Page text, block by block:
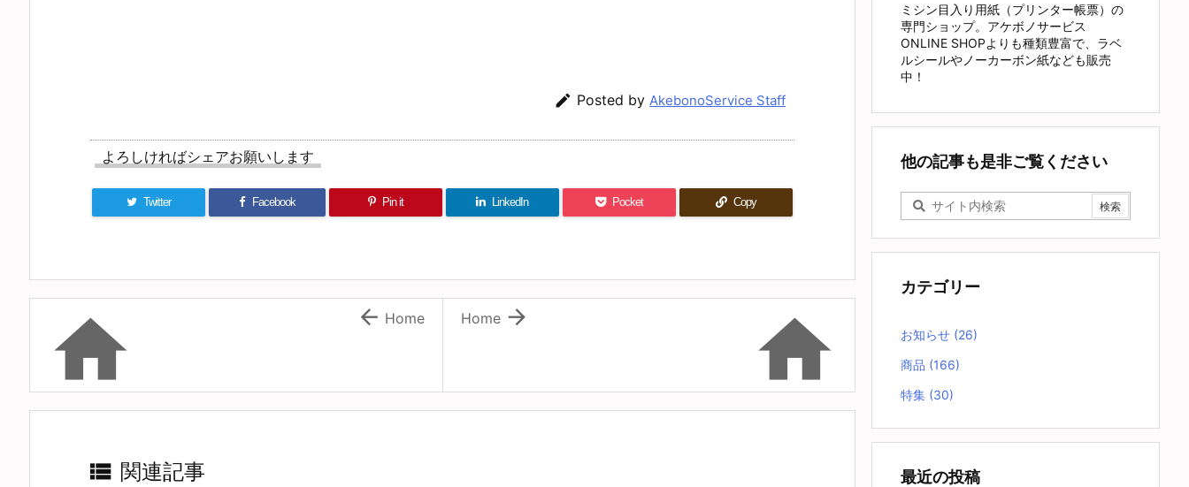
 Posted by AkebonoService Staff
よろしければシェアお願いします
Twitter Facebook Pin it LinkedIn Pocket Copy


Home
  Home
 関連記事
ミシン目入り用紙（プリンター帳票）の
専門ショップ。アケボノサービス
ONLINE SHOPよりも種類豊富で、ラベ
ルシールやノーカーボン紙なども販売
中！
他の記事も是非ご覧ください
カテゴリー
お知らせ (26)
商品 (166)
特集 (30)
最近の投稿